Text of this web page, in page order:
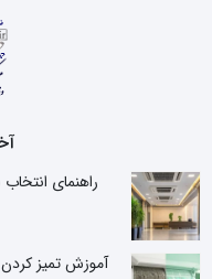
راهنمای
آموزش تمیز